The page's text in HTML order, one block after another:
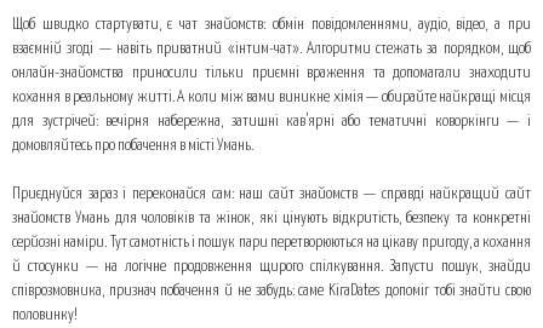
Щоб швидко стартувати, є чат знайомств: обмін повідомленнями, аудіо, відео, а при
взаємній згоді — навіть приватний «інтим-чат». Алгоритми стежать за порядком, щоб
онлайн-знайомства приносили тільки приємні враження та допомагали знаходити
кохання в реальному житті. А коли між вами виникне хімія — обирайте найкращі місця
для зустрічей: вечірня набережна, затишні кав’ярні або тематичні коворкінги — і
домовляйтесь про побачення в місті Умань.
Приєднуйся зараз і переконайся сам: наш сайт знайомств — справді найкращий сайт
знайомств Умань для чоловіків та жінок, які цінують відкритість, безпеку та конкретні
серйозні наміри. Тут самотність і пошук пари перетворюються на цікаву пригоду, а кохання
й стосунки — на логічне продовження щирого спілкування. Запусти пошук, знайди
співрозмовника, признач побачення й не забудь: саме KiraDates допоміг тобі знайти свою
половинку!